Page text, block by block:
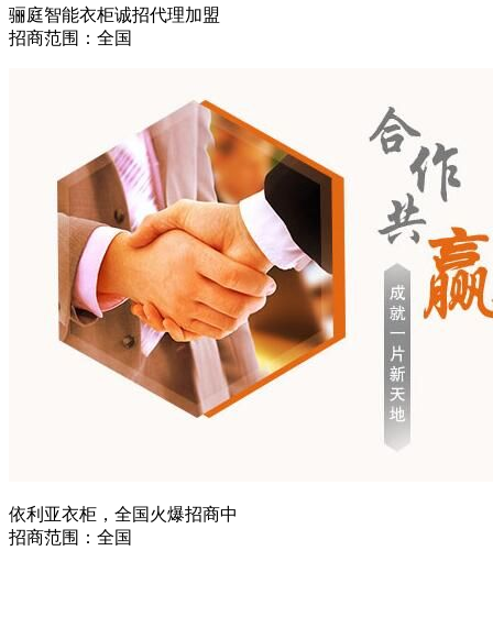
骊庭智能衣柜诚招代理加盟
招商范围：全国
依利亚衣柜，全国火爆招商中
招商范围：全国